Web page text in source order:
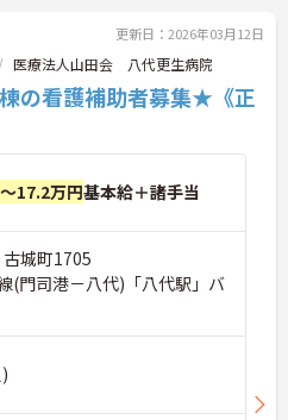
更新日：2026年03月12日
医療法人山田会 八代更生病院
棟の看護補助者募集★《正
17.2万円基本給＋諸手当
城町1705
(門司港－八代)「八代駅」バ